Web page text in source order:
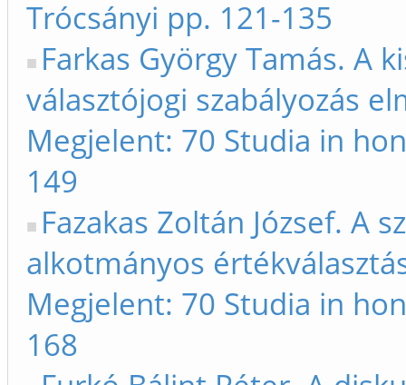
Trócsányi pp. 121-135
Farkas György Tamás. A
választójogi szabályozás
Megjelent: 70 Studia in
149
Fazakas Zoltán József. A
alkotmányos
Megjelent: 70 Studia in
168